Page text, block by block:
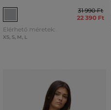
31 990 Ft
22 390 Ft
Elérhető méretek:
XS, S, M, L